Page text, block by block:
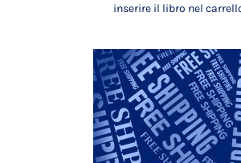
inserire il libro nel